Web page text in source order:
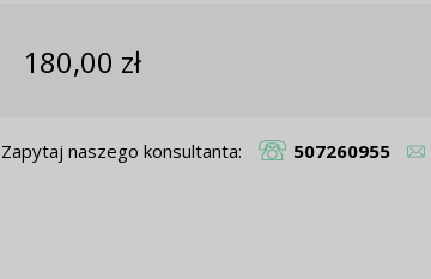
180,00 zł
Zapytaj naszego konsultanta: 507260955